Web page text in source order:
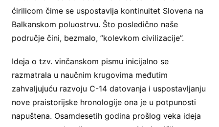
ćirilicom čime se uspostavlja kontinuitet Slovena na
Balkanskom poluostrvu. Što posledično naše
područje čini, bezmalo, ’’kolevkom civilizacije’’.
Ideja o tzv. vinčanskom pismu inicijalno se
razmatrala u naučnim krugovima međutim
zahvaljujuću razvoju C-14 datovanja i uspostavljanju
nove praistorijske hronologije ona je u potpunosti
napuštena. Osamdesetih godina prošlog veka ideja